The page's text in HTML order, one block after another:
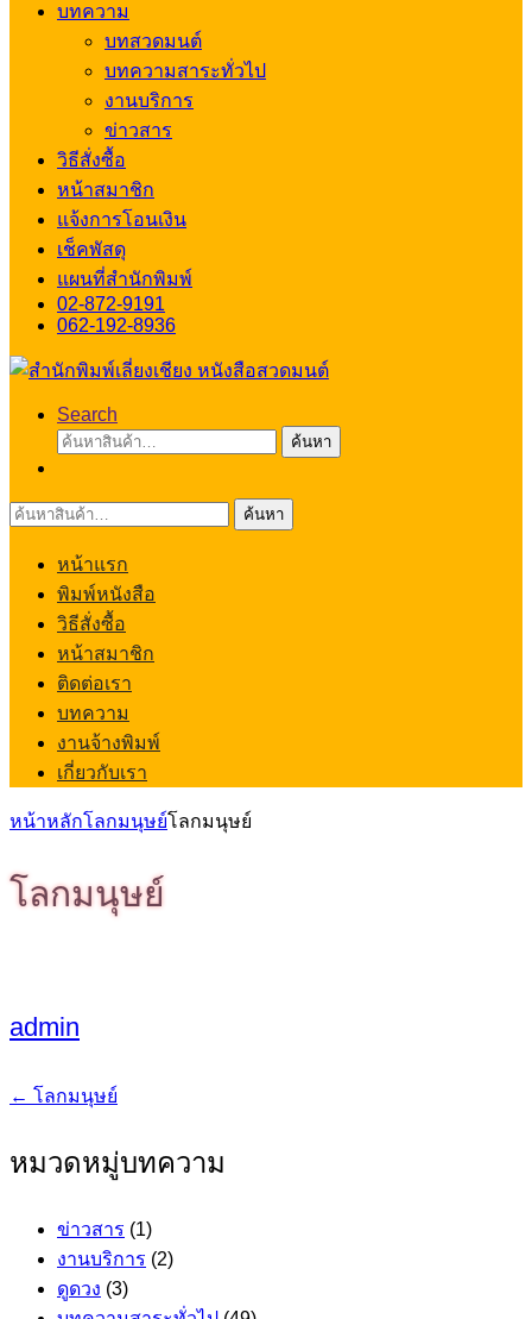
บทความ
บทสวดมนต์
บทความสาระทั่วไป
งานบริการ
ข่าวสาร
วิธีสั่งซื้อ
หน้าสมาชิก
แจ้งการโอนเงิน
เช็คพัสดุ
แผนที่สำนักพิมพ์
02-872-9191
062-192-8936
Search
ค้นหา:
ค้นหา
ค้นหา: ค้นหา
หน้าแรก
พิมพ์หนังสือ
วิธีสั่งซื้อ
หน้าสมาชิก
ติดต่อเรา
บทความ
งานจ้างพิมพ์
เกี่ยวกับเรา
หน้าหลักโลกมนุษย์โลกมนุษย์
โลกมนุษย์
admin
แนะแนว
เรื่อง
← โลกมนุษย์
หมวดหมู่บทความ
ข่าวสาร (1)
งานบริการ (2)
ดูดวง (3)